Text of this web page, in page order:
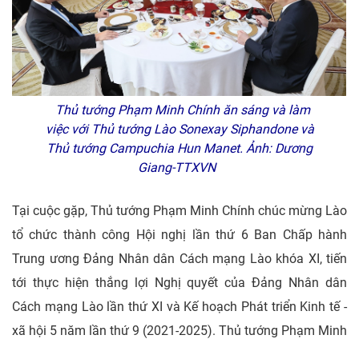
Thủ tướng Phạm Minh Chính ăn sáng và làm
việc với Thủ tướng Lào Sonexay Siphandone và
Thủ tướng Campuchia Hun Manet. Ảnh: Dương
Giang-TTXVN
Tại cuộc gặp, Thủ tướng Phạm Minh Chính chúc mừng Lào
tổ chức thành công Hội nghị lần thứ 6 Ban Chấp hành
Trung ương Đảng Nhân dân Cách mạng Lào khóa XI, tiến
tới thực hiện thắng lợi Nghị quyết của Đảng Nhân dân
Cách mạng Lào lần thứ XI và Kế hoạch Phát triển Kinh tế -
xã hội 5 năm lần thứ 9 (2021-2025). Thủ tướng Phạm Minh